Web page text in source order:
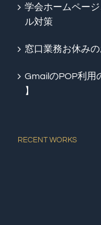
学会ホームペー
ル対策
窓口業務お休み
GmailのPOP利用
】
RECENT WORKS